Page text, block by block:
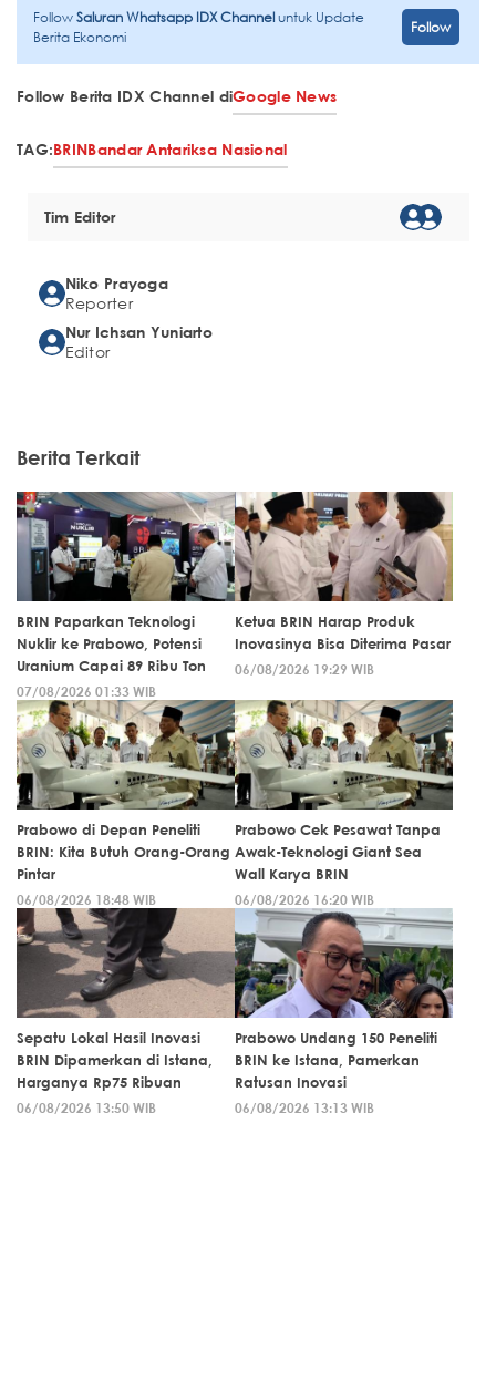
FollowSaluran Whatsapp IDX Channeluntuk Update
Berita Ekonomi
Follow
Follow Berita IDX Channel diGoogle News
TAG:BRINBandar Antariksa Nasional
Tim Editor
Niko Prayoga
Reporter
Nur Ichsan Yuniarto
Editor
Berita Terkait
BRIN Paparkan Teknologi
Nuklir ke Prabowo, Potensi
Uranium Capai 89 Ribu Ton
07/08/2026 01:33 WIB
Ketua BRIN Harap Produk
Inovasinya Bisa Diterima Pasar
06/08/2026 19:29 WIB
Prabowo di Depan Peneliti
BRIN: Kita Butuh Orang-Orang
Pintar
06/08/2026 18:48 WIB
Prabowo Cek Pesawat Tanpa
Awak-Teknologi Giant Sea
Wall Karya BRIN
06/08/2026 16:20 WIB
Sepatu Lokal Hasil Inovasi
BRIN Dipamerkan di Istana,
Harganya Rp75 Ribuan
06/08/2026 13:50 WIB
Prabowo Undang 150 Peneliti
BRIN ke Istana, Pamerkan
Ratusan Inovasi
06/08/2026 13:13 WIB